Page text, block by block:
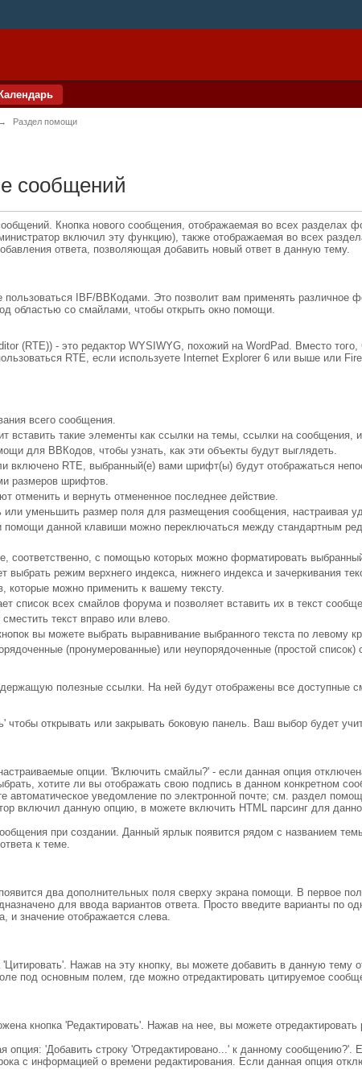
Календарь
→ Раздел помощи
сообщений
Кнопка нового сообщения, отображаемая во всех разделах
включил эту функцию), также отображаемая во всех
ответа, позволяющая добавить новый ответ в данную тему.
IBF/BBКодами. Это позволит вам применять
областью со смайлами, чтобы открыть окно помощи.
(RTE)) - это редактор WYSIWYG, похожий на WordPad. Вместо
RTE, если используете Internet Explorer 6 или выше или
всего сообщения.
вставить такие элементы как ссылки на темы, ссылки на
для ВВКодов, чтобы узнать, как эти объекты будут выглядеть.
RTE, выбранный(е) вами шрифт(ы) будут отображаться
размеров шрифтов.
отменить и вернуть отмененное последнее действие.
уменьшить размер поля для размещения сообщения, настраивая
данной клавиши можно переключаться между стандартным
соответственно, с помощью которых можно форматировать
выбрать режим верхнего индекса, нижнего индекса и зачеркивания
которые можно применить к вашему тексту.
список всех смайлов форума и позволяет вставить их в текст
текст вправо или влево.
вы можете выбрать выравнивание выбранного текста по левому
(пронумерованные) или неупорядоченные (простой список)
полезные ссылки. На ней будут отображены все
чтобы открывать или закрывать боковую панель. Ваш выбор будет
опции. 'Включить смайлы?' - если данная опция
хотите ли вы отображать свою подпись в данном конкретном
уведомление по электронной почте; см. раздел
включил данную опцию, в можете включить HTML парсинг для
при создании. Данный ярлык появится рядом с названием
к теме.
два дополнительных поля сверху экрана помощи. В первое
для ввода вариантов ответа. Просто введите варианты по
и значение отображается слева.
Нажав на эту кнопку, вы можете добавить в данную тему
под основным полем, где можно отредактировать цитируемое
кнопка 'Редактировать'. Нажав на нее, вы можете
опция: 'Добавить строку 'Отредактировано...' к данному
с информацией о времени редактирования. Если данная опция